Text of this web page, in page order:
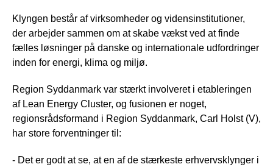
Klyngen består af virksomheder og vidensinstitutioner,
der arbejder sammen om at skabe vækst ved at finde
fælles løsninger på danske og internationale udfordringer
inden for energi, klima og miljø.
Region Syddanmark var stærkt involveret i etableringen
af Lean Energy Cluster, og fusionen er noget,
regionsrådsformand i Region Syddanmark, Carl Holst (V),
har store forventninger til:
- Det er godt at se, at en af de stærkeste erhvervsklynger i